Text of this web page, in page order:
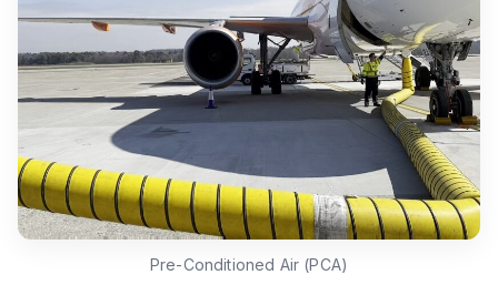
Pre-Conditioned Air (PCA)